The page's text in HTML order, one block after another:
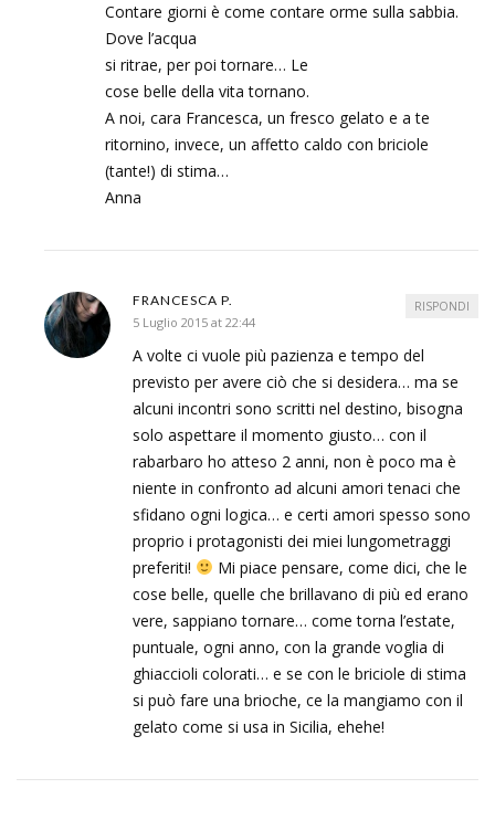
Contare giorni è come contare orme sulla sabbia.
Dove l’acqua
si ritrae, per poi tornare… Le
cose belle della vita tornano.
A noi, cara Francesca, un fresco gelato e a te
ritornino, invece, un affetto caldo con briciole
(tante!) di stima…
Anna
FRANCESCA P.
5 Luglio 2015 at 22:44
A volte ci vuole più pazienza e tempo del
previsto per avere ciò che si desidera… ma se
alcuni incontri sono scritti nel destino, bisogna
solo aspettare il momento giusto… con il
rabarbaro ho atteso 2 anni, non è poco ma è
niente in confronto ad alcuni amori tenaci che
sfidano ogni logica… e certi amori spesso sono
proprio i protagonisti dei miei lungometraggi
preferiti!
Mi piace pensare, come dici, che le
cose belle, quelle che brillavano di più ed erano
vere, sappiano tornare… come torna l’estate,
puntuale, ogni anno, con la grande voglia di
ghiaccioli colorati… e se con le briciole di stima
si può fare una brioche, ce la mangiamo con il
gelato come si usa in Sicilia, ehehe!
RISPONDI